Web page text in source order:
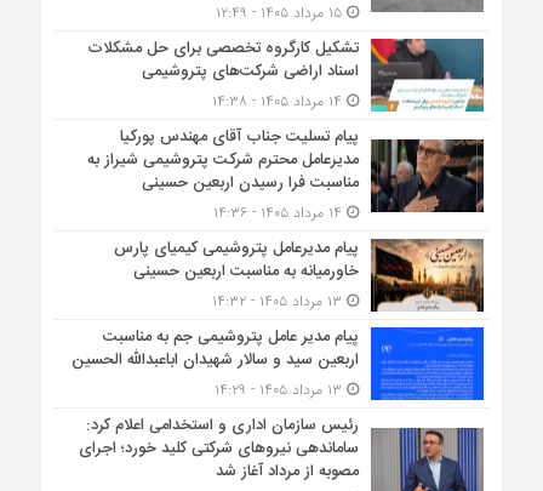
۱۵ مرداد ۱۴۰۵ - ۱۲:۴۹
تشکیل کارگروه تخصصی برای حل مشکلات
اسناد اراضی شرکت‌های پتروشیمی
پیام تسلیت جناب آقای مهندس پوركیا
مدیرعامل محترم شركت پتروشیمی شیراز به
مناسبت فرا رسیدن اربعین حسینی
پیام مدیرعامل پتروشیمی کیمیای پارس
خاورمیانه به مناسبت اربعین حسینی
پیام مدیر عامل پتروشیمی جم به مناسبت
اربعین سید و سالار شهیدان اباعبدالله الحسین
رئیس سازمان اداری و استخدامی اعلام کرد:
ساماندهی نیروهای شرکتی کلید خورد؛ اجرای
مصوبه از مرداد آغاز شد